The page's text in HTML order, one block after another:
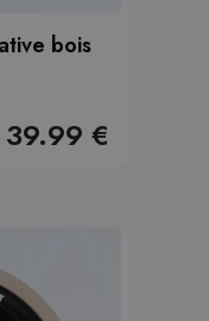
bois
39.99 €